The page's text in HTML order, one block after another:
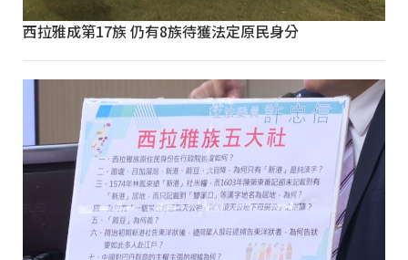
西拉雅成第17族 仍有8族待獲法定原民身分